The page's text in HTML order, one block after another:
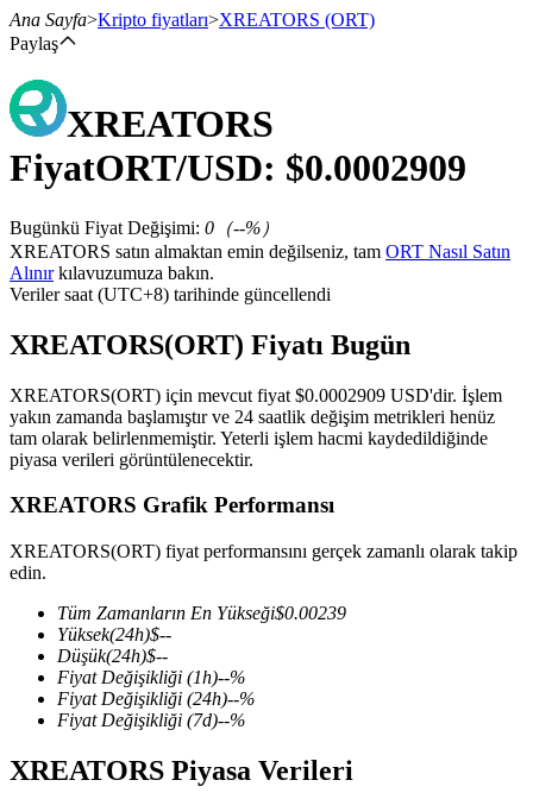
Vadeli İşlemler
USDT Vadeli İşlemleri
Teminat olarak USDT kullanan vadeli işlemler
COIN-M Vadeli İşlemleri
Kripto Para Vadeli İşlemleri
TradFi
Ana Sayfa>Kripto fiyatları>XREATORS (ORT)
Paylaş
XREATORS
FiyatORT/USD: $0.0002909
Bugünkü Fiyat Değişimi: 0 （--%）
XREATORS satın almaktan emin değilseniz, tam ORT Nasıl Satın
Alınırkılavuzumuza bakın.
Veriler saat (UTC+8) tarihinde güncellendi
XREATORS(ORT) Fiyatı Bugün
XREATORS(ORT) için mevcut fiyat $0.0002909 USD'dir. İşlem
yakın zamanda başlamıştır ve 24 saatlik değişim metrikleri henüz
tam olarak belirlenmemiştir. Yeterli işlem hacmi kaydedildiğinde
piyasa verileri görüntülenecektir.
XREATORS Grafik Performansı
XREATORS(ORT) fiyat performansını gerçek zamanlı olarak takip
edin.
Tüm Zamanların En Yükseği$0.00239
Yüksek(24h)$--
Düşük(24h)$--
Fiyat Değişikliği (1h)--%
Fiyat Değişikliği (24h)--%
Fiyat Değişikliği (7d)--%
XREATORS Piyasa Verileri